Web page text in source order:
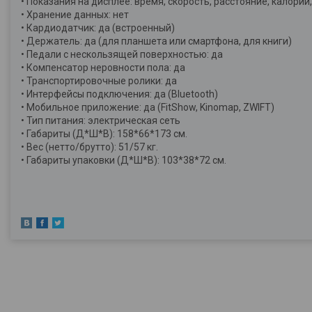
• Хранение данных: нет
• Кардиодатчик: да (встроенный)
• Держатель: да (для планшета или смартфона, для книги)
• Педали с нескользящей поверхностью: да
• Компенсатор неровности пола: да
• Транспортировочные ролики: да
• Интерфейсы подключения: да (Bluetooth)
• Мобильное приложение: да (FitShow, Kinomap, ZWIFT)
• Тип питания: электрическая сеть
• Габариты (Д*Ш*В): 158*66*173 см.
• Вес (нетто/брутто): 51/57 кг.
• Габариты упаковки (Д*Ш*В): 103*38*72 см.